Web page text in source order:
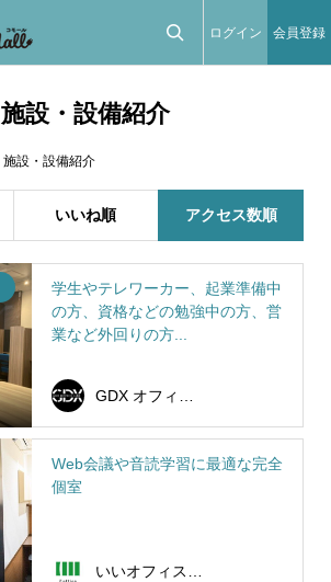
ログイン 会員登録
施設・設備紹介
施設・設備紹介
いいね順 アクセス数順
学生やテレワーカー、起業準備中
の方、資格などの勉強中の方、営
業など外回りの方...
Web会議や音読学習に最適な完全
個室